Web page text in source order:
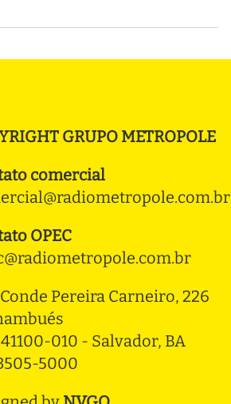
GRUPO METROPOLE
comercial
OPEC
Pereira Carneiro, 226
41100-010 - Salvador, BA
5000